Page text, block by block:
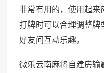
非常有用的，使用起
打牌时可以合理调整牌
好友间互动乐趣。
微乐云南麻将自建房输